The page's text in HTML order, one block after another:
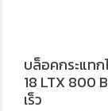
บล็อคกระแทก
18 LTX 800
เร็ว